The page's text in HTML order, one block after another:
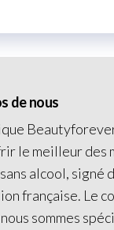
de nous
le meilleur des
alcool, signé
française. Le
sommes